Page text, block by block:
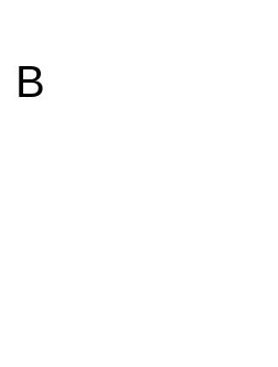
B